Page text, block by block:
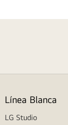
Línea Blanca
LG Studio